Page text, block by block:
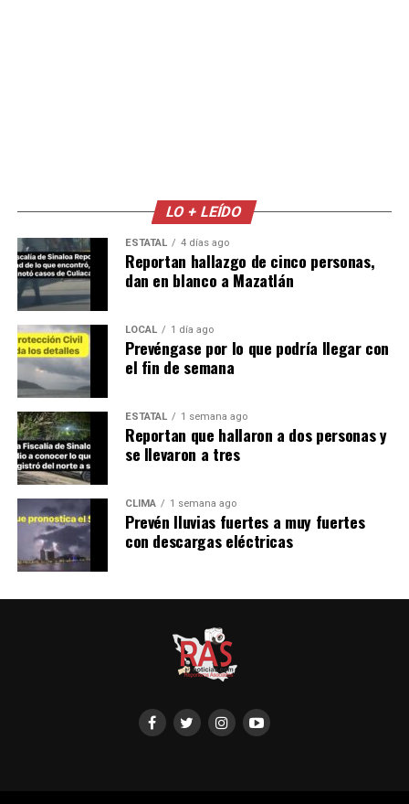
LO + LEÍDO
ESTATAL 4 días ago
Reportan hallazgo de cinco personas,
dan en blanco a Mazatlán
LOCAL 1 día ago
Prevéngase por lo que podría llegar con
el fin de semana
ESTATAL 1 semana ago
Reportan que hallaron a dos personas y
se llevaron a tres
CLIMA 1 semana ago
Prevén lluvias fuertes a muy fuertes
con descargas eléctricas